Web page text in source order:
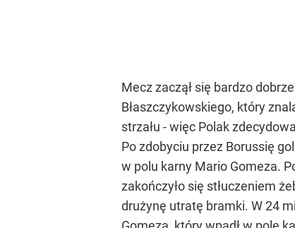
Mecz zaczął się bardzo
Błaszczykowskiego, który
strzału - więc Polak
Po zdobyciu przez Borussię
w polu karny Mario Gomeza.
zakończyło się stłuczeniem
drużynę utratę bramki. W 24